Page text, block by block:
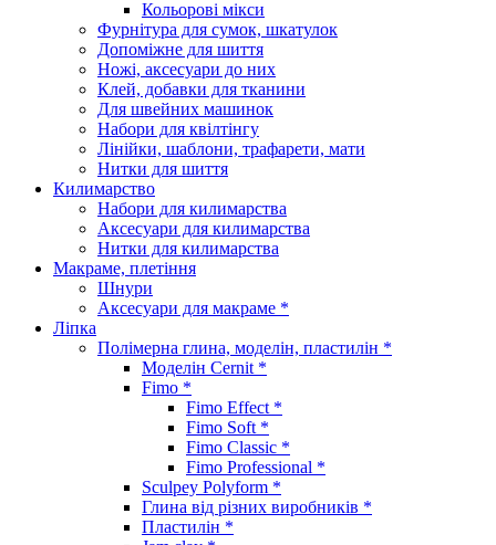
Кольорові мікси
Фурнітура для сумок, шкатулок
Допоміжне для шиття
Ножі, аксесуари до них
Клей, добавки для тканини
Для швейних машинок
Набори для квілтінгу
Лінійки, шаблони, трафарети, мати
Нитки для шиття
Килимарство
Набори для килимарства
Аксесуари для килимарства
Нитки для килимарства
Макраме, плетіння
Шнури
Аксесуари для макраме *
Ліпка
Полімерна глина, моделін, пластилін *
Моделін Cernit *
Fimo *
Fimo Effect *
Fimo Soft *
Fimo Classic *
Fimo Professional *
Sculpey Polyform *
Глина від різних виробників *
Пластилін *